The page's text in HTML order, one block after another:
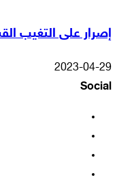
إصرار على التغيب
2023-04-29
Social